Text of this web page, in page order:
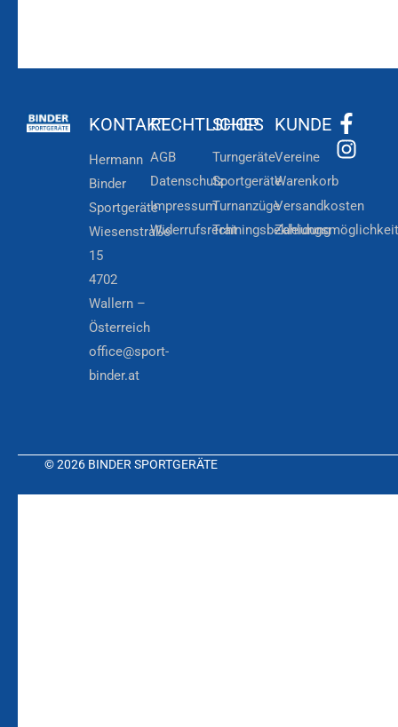
KONTAKT
Hermann
Binder
Sportgeräte
Wiesenstraße
15
4702
Wallern –
Österreich
office@sport-
binder.at
RECHTLICHES
AGB
Datenschutz
Impressum
Widerrufsrecht
SHOP
Turngeräte
Sportgeräte
Turnanzüge
Trainingsbekleidung
KUNDE
Vereine
Warenkorb
Versandkosten
© 2026 BINDER SPORTGERÄTE